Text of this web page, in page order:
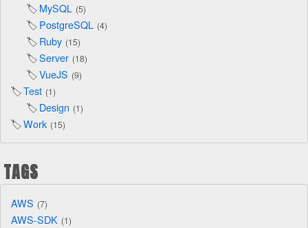
MySQL 5
PostgreSQL 4
Ruby 15
Server 18
VueJS 9
Test 1
Design 1
Work 15
TAGS
AWS 7
AWS-SDK 1